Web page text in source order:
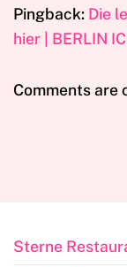
Pingback: Die
hier | BERLIN
Comments are
Sterne